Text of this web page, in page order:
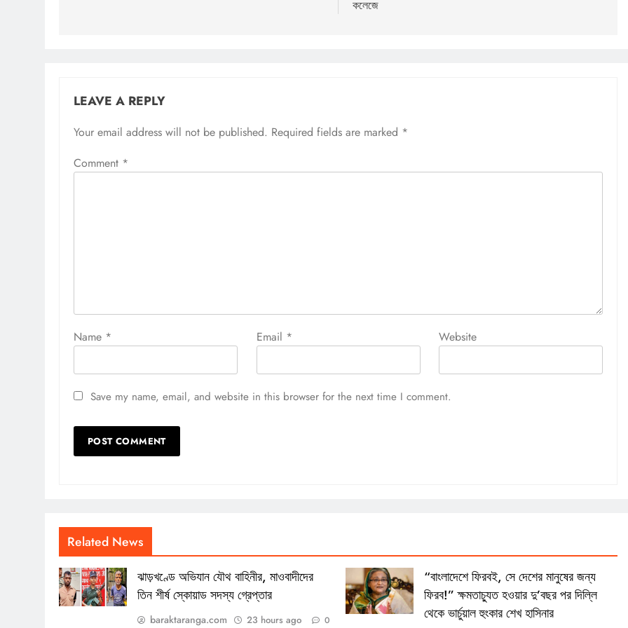
কলেজে
LEAVE A REPLY
Your email address will not be published. Required fields are marked *
Comment *
Name * Email * Website
Save my name, email, and website in this browser for the next time I comment.
Related News
ঝাড়খণ্ডে অভিযান যৌথ বাহিনীর, মাওবাদীদের
তিন শীর্ষ স্কোয়াড সদস্য গ্রেপ্তার
baraktaranga.com 23 hours ago 0
“বাংলাদেশে ফিরবই, সে দেশের মানুষের জন্য
ফিরব!” ক্ষমতাচ্যুত হওয়ার দু’বছর পর দিল্লি
থেকে ভার্চুয়াল হুংকার শেখ হাসিনার